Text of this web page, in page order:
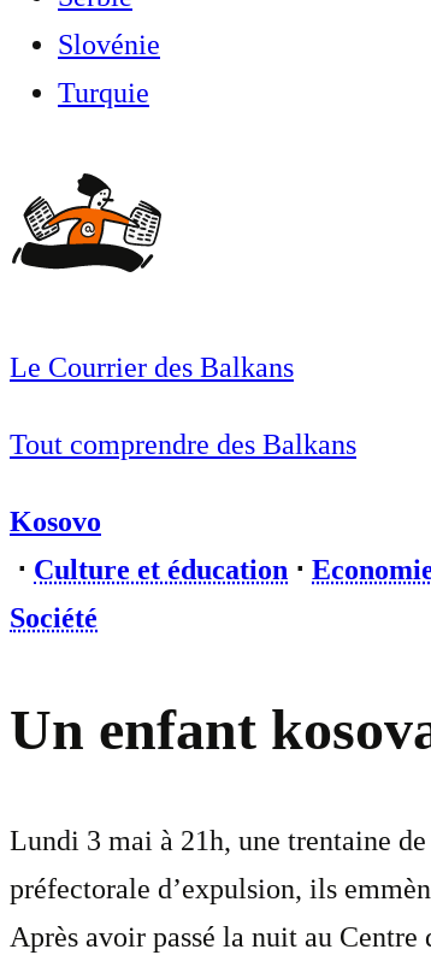
Slovénie
Turquie
Le Courrier des Balkans
Tout comprendre des Balkans
Kosovo
⋅ Culture et éducation ⋅
Société
Un enfant
Lundi 3 mai à 21h, une trentaine
préfectorale d’expulsion, ils
Après avoir passé la nuit au